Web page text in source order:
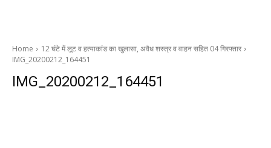
Home
12 घंटे में लूट व हत्याकांड का खुलासा, अवैध शस्त्र व वाहन सहित 04 गिरफ्तार
IMG_20200212_164451
IMG_20200212_164451